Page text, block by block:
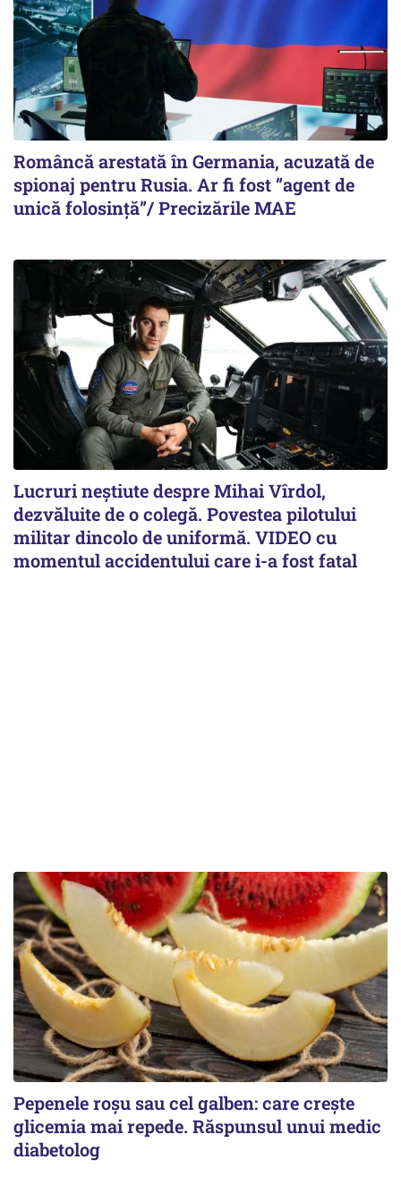
Româncă arestată în Germania, acuzată de
spionaj pentru Rusia. Ar fi fost ”agent de
unică folosință”/ Precizările MAE
Lucruri neștiute despre Mihai Vîrdol,
dezvăluite de o colegă. Povestea pilotului
militar dincolo de uniformă. VIDEO cu
momentul accidentului care i-a fost fatal
Pepenele roșu sau cel galben: care crește
glicemia mai repede. Răspunsul unui medic
diabetolog